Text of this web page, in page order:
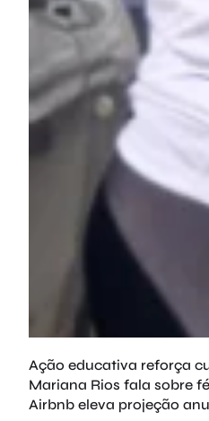
Ação educativa reforça
Mariana Rios fala sobre
Airbnb eleva projeção